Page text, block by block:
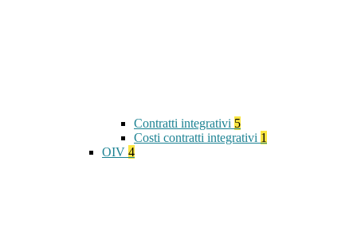
Contratti integrativi 5
Costi contratti integrativi 1
OIV 4